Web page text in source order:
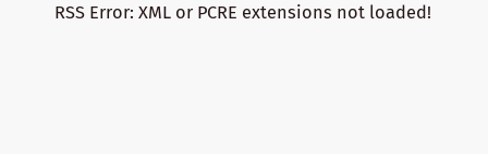
RSS Error: XML or PCRE extensions not loaded!